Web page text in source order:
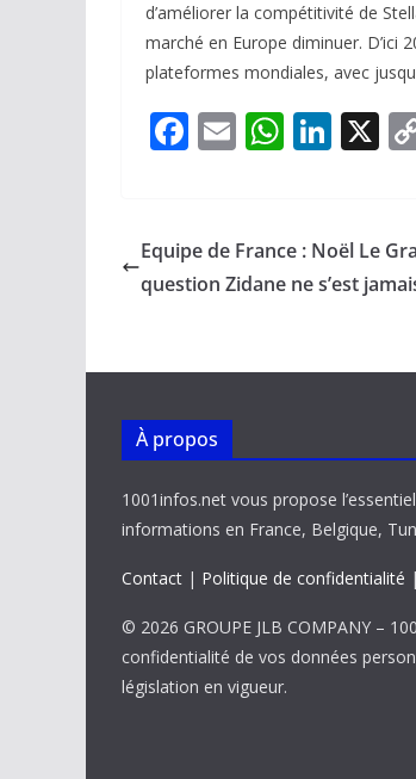
d’améliorer la compétitivité de
marché en Europe diminuer. D’ici
plateformes mondiales, avec
F
b
o
k
E
l
W
s
A
p
Li
e
dI
X
Equipe de France : Noël Le
question Zidane ne s’est
À propos
1001infos.net vous propose
informations en France, Belgique,
Contact | Politique de confidentialité |
© 2026 GROUPE JLB COMPANY –
confidentialité de vos données
législation en vigueur.